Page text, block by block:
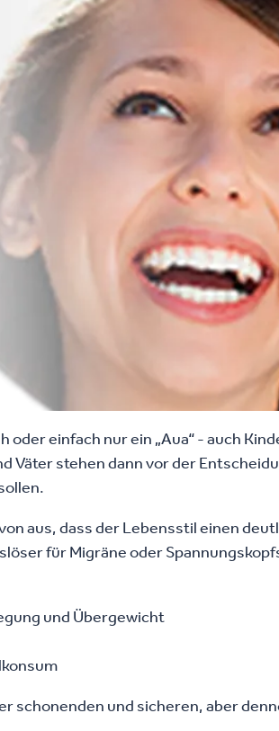
oder einfach nur ein „Aua“ - auch
Väter stehen dann vor der
aus, dass der Lebensstil einen
für Migräne oder
und Übergewicht
schonenden und sicheren, aber